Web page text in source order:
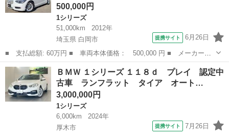
500,000円
1シリーズ
51,000km
2012年
埼玉県 白岡市
提携サイト 6月26日
■ 支払総額: 60万円 ■ 車両本体価格： 500,000 円 ■ メーカー
名： ＢＭＷ ■ 車種名： １シリーズ ■ グレード名： １１６
ｉ スタイル 社外ＨＤＤナビ バックカメラ ハーフレザーシー
ト 純正ＡＷ スマー...
埼玉 白岡市 1シリーズ
ＢＭＷ １シリーズ １１８ｄ プレイ 認定中
古車 ランフラット タイア オート…
3,000,000円
1シリーズ
6,000km
2024年
厚木市
提携サイト 7月26日